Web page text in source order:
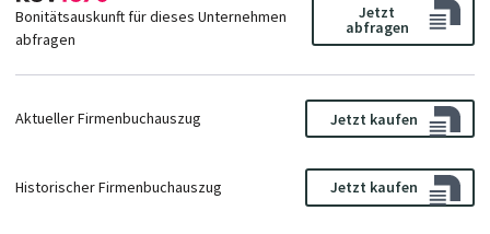
Bonitätsauskunft für dieses Unternehmen
abfragen
Jetzt
abfragen
Aktueller Firmenbuchauszug Jetzt kaufen
Historischer Firmenbuchauszug Jetzt kaufen